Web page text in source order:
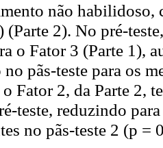
não habilidoso,
(Parte 2). No pré-
o Fator 3 (Parte 1),
pãs-teste para os
Fator 2, da Parte 2,
teste, reduzindo
no pãs-teste 2 (p =